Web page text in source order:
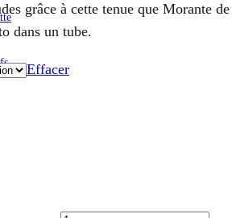
grâce à cette tenue que Morante
dans un tube.
Effacer